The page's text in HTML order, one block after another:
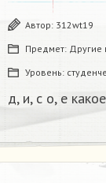
Автор: 312wt19
Предмет: Другие
Уровень:
д, и, с о, е